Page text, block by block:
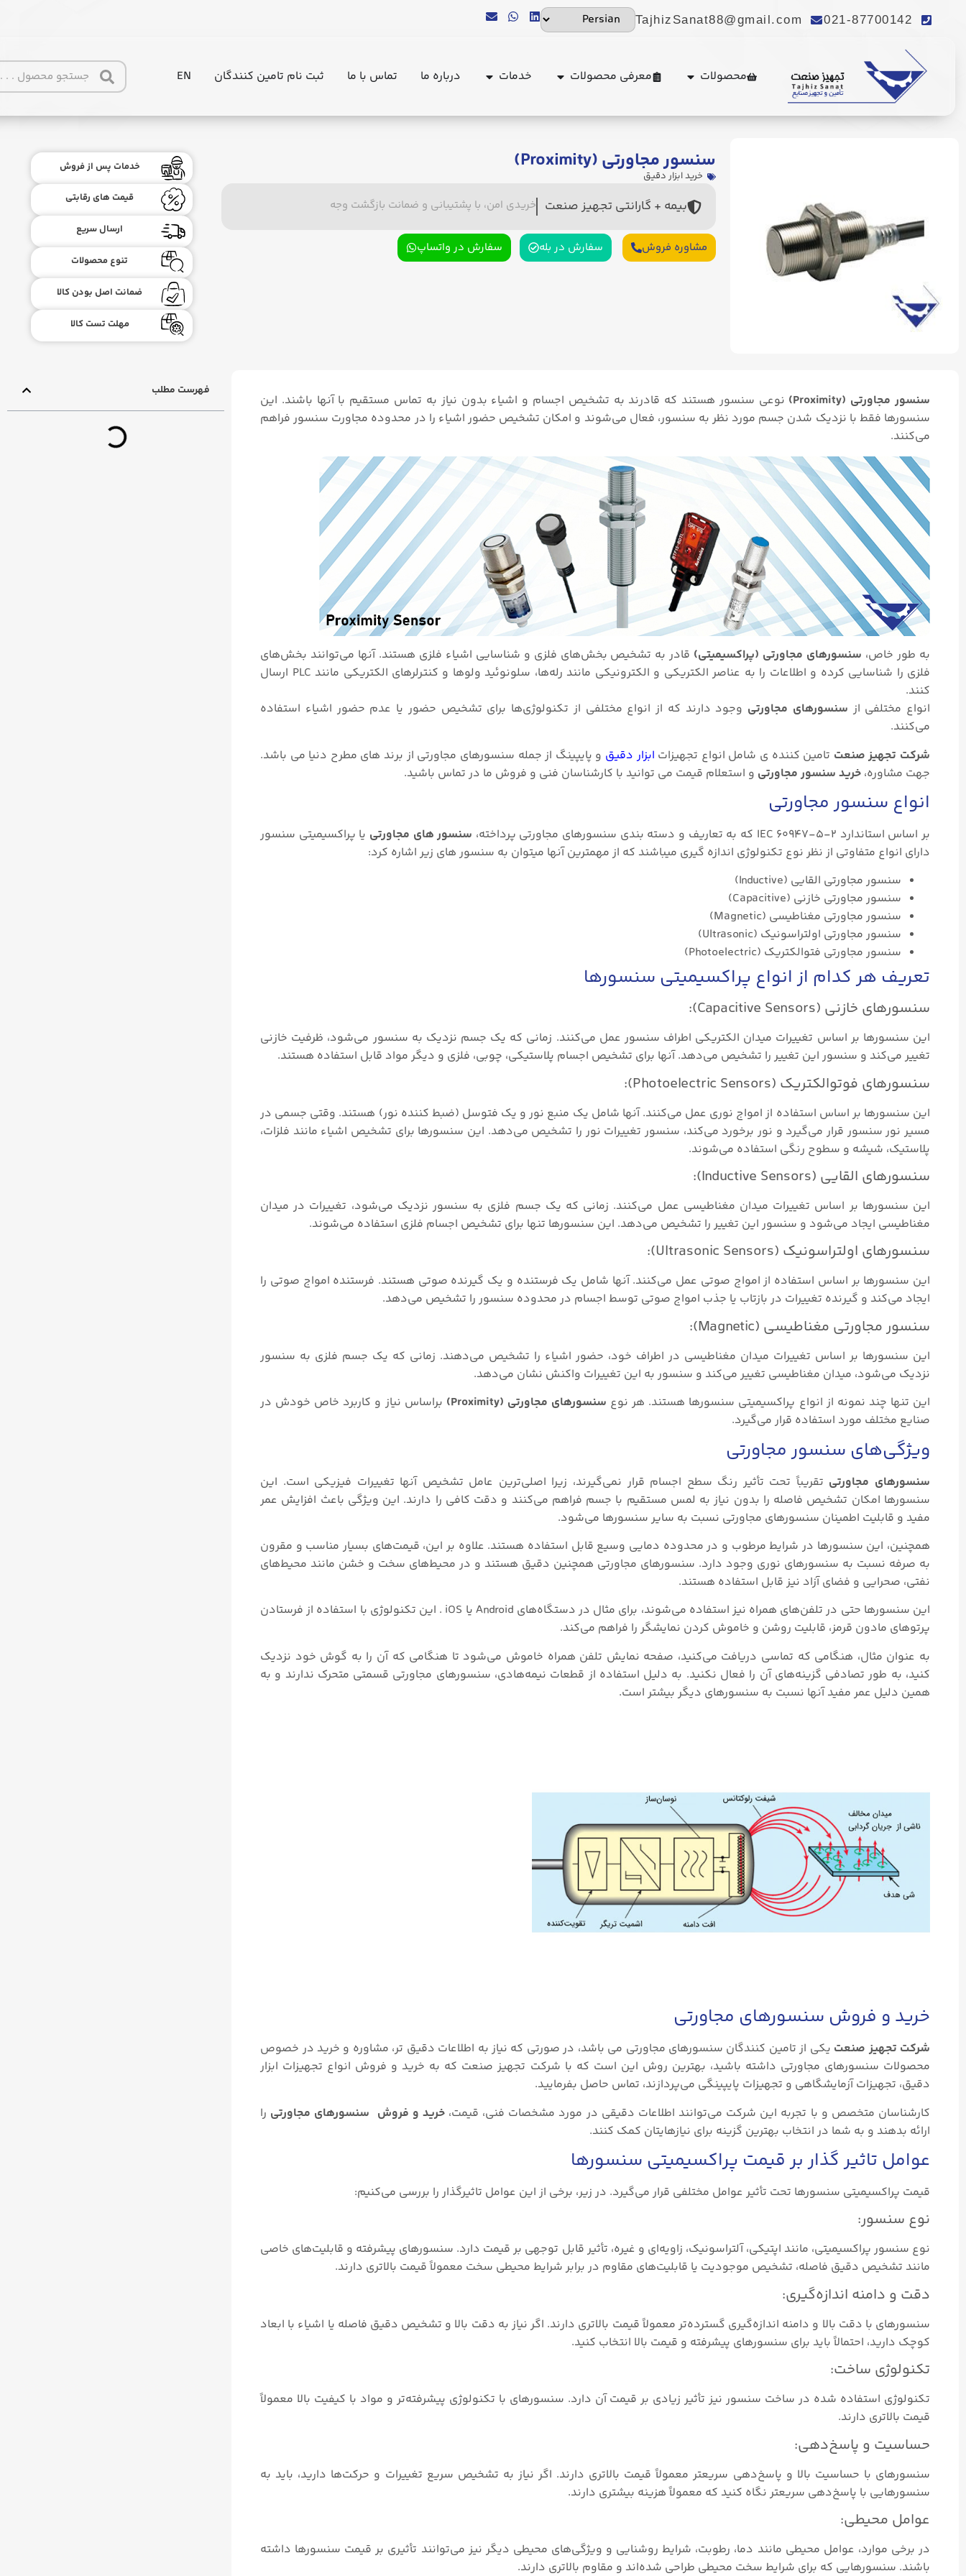
021-87700142
TajhizSanat88@gmail.com
محصولات معرفی محصولات خدمات درباره ما تماس با ما ثبت نام تامین کنندگان EN
سنسور مجاورتی (Proximity)
خرید ابزار دقیق
بیمه + گارانتی تجهیز صنعت خریدی امن، با پشتیبانی و ضمانت بازگشت وجه
مشاوره فروش سفارش در بله سفارش در واتساپ
خدمات پس از فروش
قیمت های رقابتی
ارسال سریع
تنوع محصولات
ضمانت اصل بودن کالا
مهلت تست کالا
سنسور مجاورتی (Proximity)
نوعی سنسور هستند که قادرند به تشخیص اجسام و اشیاء بدون نیاز به تماس مستقیم با آنها باشند. این
سنسورها فقط با نزدیک شدن جسم مورد نظر به سنسور، فعال می‌شوند و امکان تشخیص حضور اشیاء را در محدوده مجاورت سنسور فراهم
می‌کنند.
به طور خاص، سنسورهای مجاورتی (پراکسیمیتی) قادر به تشخیص بخش‌های فلزی و شناسایی اشیاء فلزی هستند. آنها می‌توانند بخش‌های
فلزی را شناسایی کرده و اطلاعات را به عناصر الکتریکی و الکترونیکی مانند رله‌ها، سلونوئید ولوها و کنترلرهای الکتریکی مانند PLC ارسال
کنند.
انواع مختلفی از سنسورهای مجاورتی وجود دارند که از انواع مختلفی از تکنولوژی‌ها برای تشخیص حضور یا عدم حضور اشیاء استفاده
می‌کنند.
شرکت تجهیز صنعت تامین کننده ی شامل انواع تجهیزات ابزار دقیق و پایپینگ از جمله سنسورهای مجاورتی از برند های مطرح دنیا می باشد.
جهت مشاوره، خرید سنسور مجاورتی و استعلام قیمت می توانید با کارشناسان فنی و فروش ما در تماس باشید.
انواع سنسور مجاورتی
بر اساس استاندارد IEC ۶۰۹۴۷-۵-۲ که به تعاریف و دسته بندی سنسورهای مجاورتی پرداخته، سنسور های مجاورتی یا پراکسیمیتی سنسور
دارای انواع متفاوتی از نظر نوع تکنولوژی اندازه گیری میباشند که از مهمترین آنها میتوان به سنسور های زیر اشاره کرد:
سنسور مجاورتی القایی (Inductive)
سنسور مجاورتی خازنی (Capacitive)
سنسور مجاورتی مغناطیسی (Magnetic)
سنسور مجاورتی اولتراسونیک (Ultrasonic)
سنسور مجاورتی فتوالکتریک (Photoelectric)
تعریف هر کدام از انواع پراکسیمیتی سنسورها
سنسورهای خازنی (Capacitive Sensors):
این سنسورها بر اساس تغییرات میدان الکتریکی اطراف سنسور عمل می‌کنند. زمانی که یک جسم نزدیک به سنسور می‌شود، ظرفیت خازنی
تغییر می‌کند و سنسور این تغییر را تشخیص می‌دهد. آنها برای تشخیص اجسام پلاستیکی، چوبی، فلزی و دیگر مواد قابل استفاده هستند.
سنسورهای فوتوالکتریک (Photoelectric Sensors):
این سنسورها بر اساس استفاده از امواج نوری عمل می‌کنند. آنها شامل یک منبع نور و یک فتوسل (ضبط کننده نور) هستند. وقتی جسمی در
مسیر نور سنسور قرار می‌گیرد و نور برخورد می‌کند، سنسور تغییرات نور را تشخیص می‌دهد. این سنسورها برای تشخیص اشیاء مانند فلزات،
پلاستیک، شیشه و سطوح رنگی استفاده می‌شوند.
سنسورهای القایی (Inductive Sensors):
این سنسورها بر اساس تغییرات میدان مغناطیسی عمل می‌کنند. زمانی که یک جسم فلزی به سنسور نزدیک می‌شود، تغییرات در میدان
مغناطیسی ایجاد می‌شود و سنسور این تغییر را تشخیص می‌دهد. این سنسورها تنها برای تشخیص اجسام فلزی استفاده می‌شوند.
سنسورهای اولتراسونیک (Ultrasonic Sensors):
این سنسورها بر اساس استفاده از امواج صوتی عمل می‌کنند. آنها شامل یک فرستنده و یک گیرنده صوتی هستند. فرستنده امواج صوتی را
ایجاد می‌کند و گیرنده تغییرات در بازتاب یا جذب امواج صوتی توسط اجسام در محدوده سنسور را تشخیص می‌دهد.
سنسور مجاورتی مغناطیسی (Magnetic):
این سنسورها بر اساس تغییرات میدان مغناطیسی در اطراف خود، حضور اشیاء را تشخیص می‌دهند. زمانی که یک جسم فلزی به سنسور
نزدیک می‌شود، میدان مغناطیسی تغییر می‌کند و سنسور به این تغییرات واکنش نشان می‌دهد.
این تنها چند نمونه از انواع پراکسیمیتی سنسورها هستند. هر نوع سنسورهای مجاورتی (Proximity)
براساس نیاز و کاربرد خاص خودش در
صنایع مختلف مورد استفاده قرار می‌گیرد.
ویژگی‌های سنسور مجاورتی
سنسورهای مجاورتی تقریباً تحت تأثیر رنگ سطح اجسام قرار نمی‌گیرند، زیرا اصلی‌ترین عامل تشخیص آنها تغییرات فیزیکی است. این
سنسورها امکان تشخیص فاصله را بدون نیاز به لمس مستقیم با جسم فراهم می‌کنند و دقت کافی را دارند. این ویژگی باعث افزایش عمر
مفید و قابلیت اطمینان سنسورهای مجاورتی نسبت به سایر سنسورها می‌شود.
همچنین، این سنسورها در شرایط مرطوب و در محدوده دمایی وسیع قابل استفاده هستند. علاوه بر این، قیمت‌های بسیار مناسب و مقرون
به صرفه نسبت به سنسورهای نوری وجود دارد. سنسورهای مجاورتی همچنین دقیق هستند و در محیط‌های سخت و خشن مانند محیط‌های
نفتی، صحرایی و فضای آزاد نیز قابل استفاده هستند.
این سنسورها حتی در تلفن‌های همراه نیز استفاده می‌شوند، برای مثال در دستگاه‌های Android یا iOS . این تکنولوژی با استفاده از فرستادن
پرتوهای مادون قرمز، قابلیت روشن و خاموش کردن نمایشگر را فراهم می‌کند.
به عنوان مثال، هنگامی که تماسی دریافت می‌کنید، صفحه نمایش تلفن همراه خاموش می‌شود تا هنگامی که آن را به گوش خود نزدیک
کنید، به طور تصادفی گزینه‌های آن را فعال نکنید. به دلیل استفاده از قطعات نیمه‌هادی، سنسورهای مجاورتی قسمتی متحرک ندارند و به
همین دلیل عمر مفید آنها نسبت به سنسورهای دیگر بیشتر است.
خرید و فروش سنسورهای مجاورتی
شرکت تجهیز صنعت یکی از تامین کنندگان سنسورهای مجاورتی می باشد، در صورتی که نیاز به اطلاعات دقیق تر، مشاوره و خرید در خصوص
محصولات سنسورهای مجاورتی داشته باشید، بهترین روش این است که با شرکت تجهیز صنعت که به خرید و فروش انواع تجهیزات ابزار
دقیق، تجهیزات آزمایشگاهی و تجهیزات پایپینگی می‌پردازند، تماس حاصل بفرمایید.
کارشناسان متخصص و با تجربه این شرکت می‌توانند اطلاعات دقیقی در مورد مشخصات فنی، قیمت،خرید و فروش سنسورهای مجاورتی را
ارائه بدهند و به شما در انتخاب بهترین گزینه برای نیازهایتان کمک کنند.
عوامل تاثیر گذار بر قیمت پراکسیمیتی سنسورها
قیمت پراکسیمیتی سنسورها تحت تأثیر عوامل مختلفی قرار می‌گیرد. در زیر، برخی از این عوامل تاثیرگذار را بررسی می‌کنیم:
نوع سنسور:
نوع سنسور پراکسیمیتی، مانند اپتیکی، آلتراسونیک، زاویه‌ای و غیره، تأثیر قابل توجهی بر قیمت دارد. سنسورهای پیشرفته و قابلیت‌های خاصی
مانند تشخیص دقیق فاصله، تشخیص موجودیت یا قابلیت‌های مقاوم در برابر شرایط محیطی سخت معمولاً قیمت بالاتری دارند.
دقت و دامنه اندازه‌گیری:
سنسورهای با دقت بالا و دامنه اندازه‌گیری گسترده‌تر معمولاً قیمت بالاتری دارند. اگر نیاز به دقت بالا و تشخیص دقیق فاصله یا اشیاء با ابعاد
کوچک دارید، احتمالاً باید برای سنسورهای پیشرفته و قیمت بالا انتخاب کنید.
تکنولوژی ساخت:
تکنولوژی استفاده شده در ساخت سنسور نیز تأثیر زیادی بر قیمت آن دارد. سنسورهای با تکنولوژی پیشرفته‌تر و مواد با کیفیت بالا معمولاً
قیمت بالاتری دارند.
حساسیت و پاسخ‌دهی:
سنسورهای با حساسیت بالا و پاسخ‌دهی سریعتر معمولاً قیمت بالاتری دارند. اگر نیاز به تشخیص سریع تغییرات و حرکت‌ها دارید، باید به
سنسورهایی با پاسخ‌دهی سریعتر نگاه کنید که معمولاً هزینه بیشتری دارند.
عوامل محیطی:
در برخی موارد، عوامل محیطی مانند دما، رطوبت، شرایط روشنایی و ویژگی‌های محیطی دیگر نیز می‌توانند تأثیری بر قیمت سنسورها داشته
باشند. سنسورهایی که برای شرایط سخت محیطی طراحی شده‌اند و مقاوم بالاتری دارند.
فهرست مطلب